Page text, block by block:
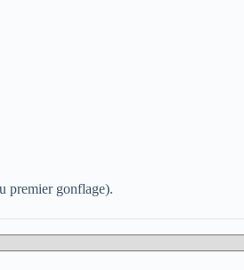
premier gonflage).